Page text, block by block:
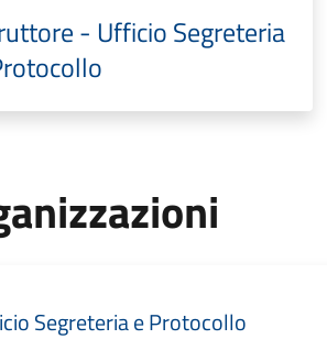
- Ufficio Segreteria
Segreteria e Protocollo